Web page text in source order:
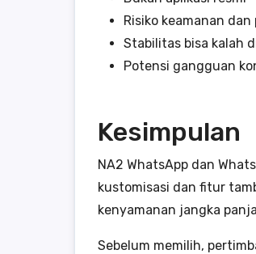
Risiko keamanan
Stabilitas bisa kalah
Potensi gangguan
Kesimpulan
NA2 WhatsApp dan
kustomisasi dan fitur
kenyamanan jangka
Sebelum memilih,